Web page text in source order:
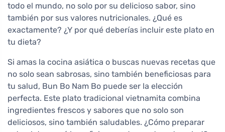
todo el mundo, no solo por su delicioso sabor, sino
también por sus valores nutricionales. ¿Qué es
exactamente? ¿Y por qué deberías incluir este plato en
tu dieta?
Si amas la cocina asiática o buscas nuevas recetas que
no solo sean sabrosas, sino también beneficiosas para
tu salud, Bun Bo Nam Bo puede ser la elección
perfecta. Este plato tradicional vietnamita combina
ingredientes frescos y sabores que no solo son
deliciosos, sino también saludables. ¿Cómo preparar